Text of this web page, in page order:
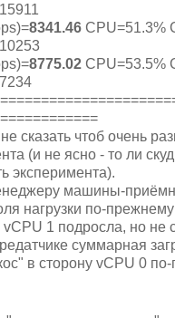
8341.46 CPU=51.3%
8775.02 CPU=53.5%
сказать чтоб очень
(и не ясно - то ли
эксперимента).
машины-
нагрузки по-
vCPU 1 подросла, но не
суммарная
в сторону vCPU 0